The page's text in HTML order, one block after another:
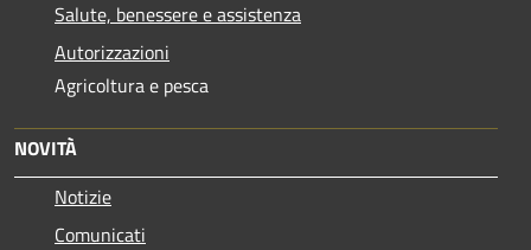
Salute, benessere e assistenza
Autorizzazioni
Agricoltura e pesca
NOVITÀ
Notizie
Comunicati